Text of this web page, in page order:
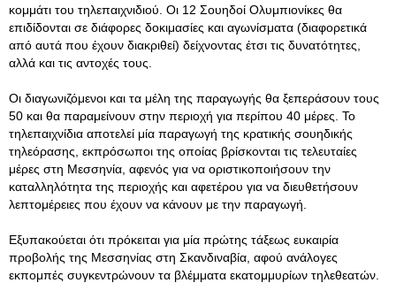
κομμάτι του τηλεπαιχνιδιού. Οι 12 Σουηδοί Ολυμπιονίκες θα
επιδίδονται σε διάφορες δοκιμασίες και αγωνίσματα (διαφορετικά
από αυτά που έχουν διακριθεί) δείχνοντας έτσι τις δυνατότητες,
αλλά και τις αντοχές τους.
Οι διαγωνιζόμενοι και τα μέλη της παραγωγής θα ξεπεράσουν τους
50 και θα παραμείνουν στην περιοχή για περίπου 40 μέρες. Το
τηλεπαιχνίδια αποτελεί μία παραγωγή της κρατικής σουηδικής
τηλεόρασης, εκπρόσωποι της οποίας βρίσκονται τις τελευταίες
μέρες στη Μεσσηνία, αφενός για να οριστικοποιήσουν την
καταλληλότητα της περιοχής και αφετέρου για να διευθετήσουν
λεπτομέρειες που έχουν να κάνουν με την παραγωγή.
Εξυπακούεται ότι πρόκειται για μία πρώτης τάξεως ευκαιρία
προβολής της Μεσσηνίας στη Σκανδιναβία, αφού ανάλογες
εκπομπές συγκεντρώνουν τα βλέμματα εκατομμυρίων τηλεθεατών.